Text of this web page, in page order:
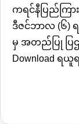
ကရင်နီပြည်ကြာ
ဒီဇင်ဘာလ (၆)
မှ အတည်ပြု ပြဌ
Download ရယူ